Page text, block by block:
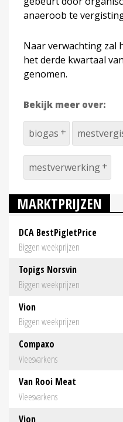
anaeroob te
Naar verwachting zal
het derde kwartaal
genomen.
Bekijk meer over:
biogas
mestverwerking
MARKTPRIJZEN
DCA BestPigletPrice
Biggen weekprijzen
Topigs Norsvin
Biggen weekprijzen
Vion
Biggen weekprijzen
Compaxo
Vleesvarkens
Van Rooi Meat
Vleesvarkens
Vion